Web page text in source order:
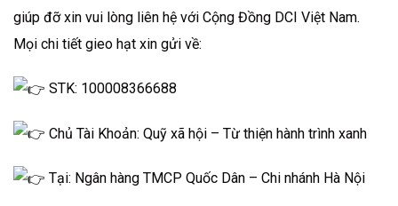
giúp đỡ xin vui lòng liên hệ với Cộng Đồng DCI Việt Nam.
Mọi chi tiết gieo hạt xin gửi về:
STK: 100008366688
Chủ Tài Khoản: Quỹ xã hội – Từ thiện hành trình xanh
Tại: Ngân hàng TMCP Quốc Dân – Chi nhánh Hà Nội